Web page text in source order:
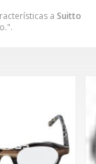
a Suitto